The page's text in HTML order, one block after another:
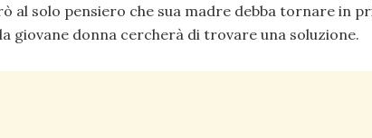
al solo pensiero che sua madre debba tornare in
giovane donna cercherà di trovare una soluzione.